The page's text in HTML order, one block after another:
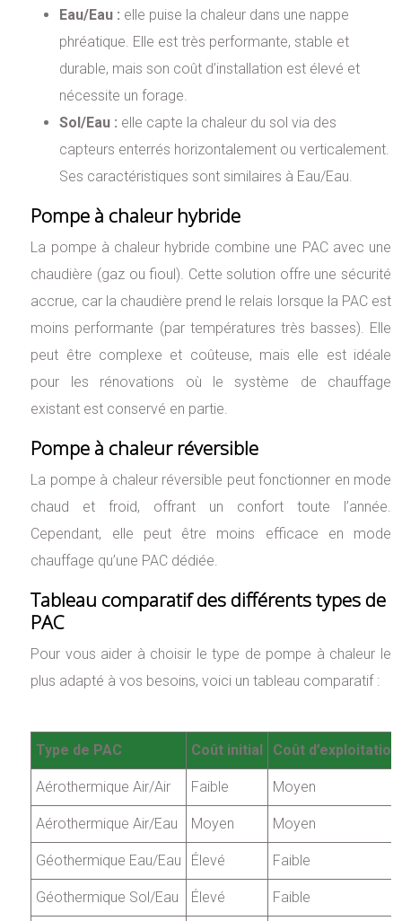
Eau/Eau : elle puise la chaleur dans une nappe
phréatique. Elle est très performante, stable et
durable, mais son coût d’installation est élevé et
nécessite un forage.
Sol/Eau : elle capte la chaleur du sol via des
capteurs enterrés horizontalement ou verticalement.
Ses caractéristiques sont similaires à Eau/Eau.
Pompe à chaleur hybride
La pompe à chaleur hybride combine une PAC avec une
chaudière (gaz ou fioul). Cette solution offre une sécurité
accrue, car la chaudière prend le relais lorsque la PAC est
moins performante (par températures très basses). Elle
peut être complexe et coûteuse, mais elle est idéale
pour les rénovations où le système de chauffage
existant est conservé en partie.
Pompe à chaleur réversible
La pompe à chaleur réversible peut fonctionner en mode
chaud et froid, offrant un confort toute l’année.
Cependant, elle peut être moins efficace en mode
chauffage qu’une PAC dédiée.
Tableau comparatif des différents types de
PAC
Pour vous aider à choisir le type de pompe à chaleur le
plus adapté à vos besoins, voici un tableau comparatif :
Type de PAC Coût initial Coût d’exploitation
Aérothermique Air/Air Faible Moyen
Aérothermique Air/Eau Moyen Moyen
Géothermique Eau/Eau Élevé Faible
Géothermique Sol/Eau Élevé Faible